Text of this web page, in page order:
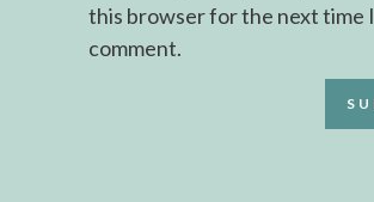
this browser for the next time I
comment.